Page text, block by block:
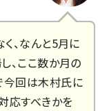
、なんと5月に
、ここ数か月の
今回は木村氏に
応すべきかを